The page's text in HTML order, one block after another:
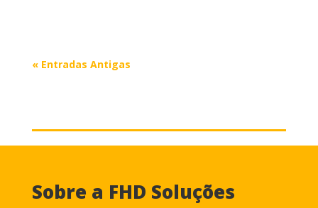
« Entradas Antigas
Sobre a FHD Soluções